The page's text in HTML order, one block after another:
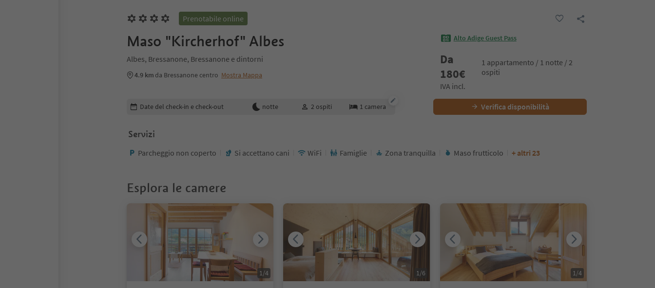
Prenotabile online
Maso "Kircherhof" Albes
Albes, Bressanone, Bressanone e dintorni
4.9 km da Bressanone centro Mostra Mappa
Alto Adige Guest Pass
Da
180€
1 appartamento / 1 notte / 2
ospiti
IVA incl.
Modifica i dettagli della prenotazione
Date del check-in e check-out notte 2 ospiti 1 camera Verifica disponibilità
Servizi
Parcheggio non coperto Si accettano cani WiFi Famiglie Zona tranquilla Maso frutticolo + altri 23
Esplora le camere
1 /4 1 /6 1 /4